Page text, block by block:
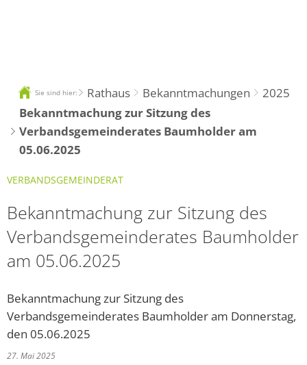
Sie sind hier: Rathaus Bekanntmachungen
2025
Bekanntmachung zur Sitzung des
Verbandsgemeinderates Baumholder am
05.06.2025
VERBANDSGEMEINDERAT
Bekanntmachung zur Sitzung des
Verbandsgemeinderates Baumholder
am 05.06.2025
Bekanntmachung zur Sitzung des
Verbandsgemeinderates Baumholder am Donnerstag,
den 05.06.2025
27. Mai 2025